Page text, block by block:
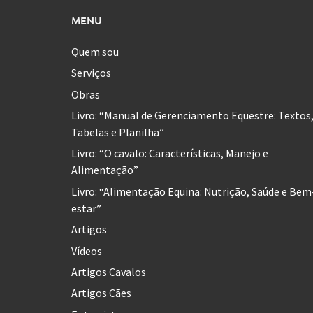
MENU
Quem sou
Serviços
Obras
Livro: “Manual de Gerenciamento Equestre: Textos,
Tabelas e Planilha”
Livro: “O cavalo: Características, Manejo e
Alimentação”
Livro: “Alimentação Equina: Nutrição, Saúde e
estar”
Artigos
Vídeos
Artigos Cavalos
Artigos Cães